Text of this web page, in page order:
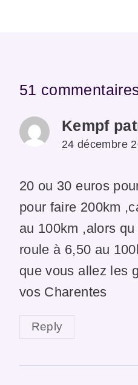
51
Kempf
24 décembre
20 ou 30 euros
pour faire 200km
au 100km ,alors
roule à 6,50 au
que vous allez les
vos Charentes
Reply